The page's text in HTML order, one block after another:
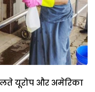
यूरोप और अमेरिका